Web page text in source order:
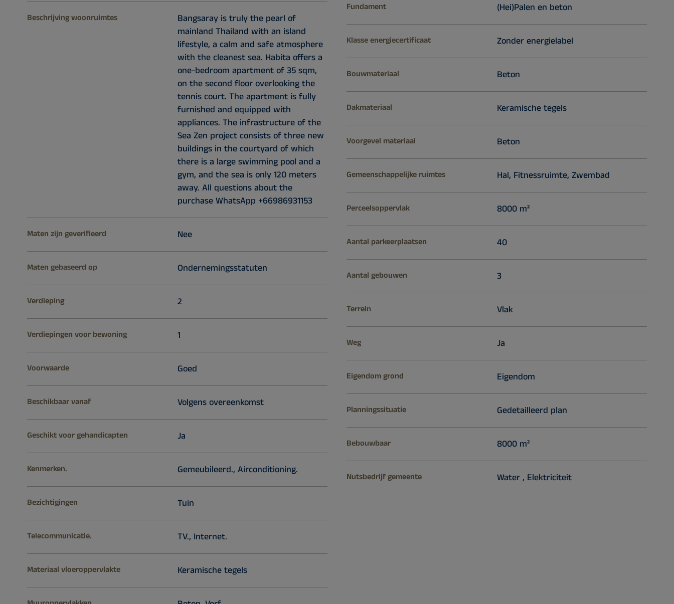
Beschrijving woonruimtes
Bangsaray is truly the pearl of
mainland Thailand with an island
lifestyle, a calm and safe atmosphere
with the cleanest sea. Habita offers a
one-bedroom apartment of 35 sqm,
on the second floor overlooking the
tennis court. The apartment is fully
furnished and equipped with
appliances. The infrastructure of the
Sea Zen project consists of three new
buildings in the courtyard of which
there is a large swimming pool and a
gym, and the sea is only 120 meters
away. All questions about the
purchase WhatsApp +66986931153
Maten zijn geverifieerd Nee
Maten gebaseerd op Ondernemingsstatuten
Verdieping 2
Verdiepingen voor bewoning 1
Voorwaarde Goed
Beschikbaar vanaf Volgens overeenkomst
Geschikt voor gehandicapten Ja
Kenmerken. Gemeubileerd., Airconditioning.
Bezichtigingen Tuin
Telecommunicatie. TV., Internet.
Materiaal vloeroppervlakte Keramische tegels
Fundament (Hei)Palen en beton
Klasse energiecertificaat Zonder energielabel
Bouwmateriaal Beton
Dakmateriaal Keramische tegels
Voorgevel materiaal Beton
Gemeenschappelijke ruimtes Hal, Fitnessruimte, Zwembad
Perceelsoppervlak 8000 m²
Aantal parkeerplaatsen 40
Aantal gebouwen 3
Terrein Vlak
Weg Ja
Eigendom grond Eigendom
Planningssituatie Gedetailleerd plan
Bebouwbaar 8000 m²
Nutsbedrijf gemeente Water , Elektriciteit